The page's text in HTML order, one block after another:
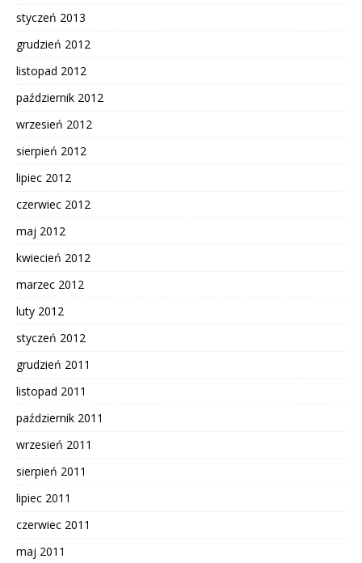
styczeń 2013
grudzień 2012
listopad 2012
październik 2012
wrzesień 2012
sierpień 2012
lipiec 2012
czerwiec 2012
maj 2012
kwiecień 2012
marzec 2012
luty 2012
styczeń 2012
grudzień 2011
listopad 2011
październik 2011
wrzesień 2011
sierpień 2011
lipiec 2011
czerwiec 2011
maj 2011